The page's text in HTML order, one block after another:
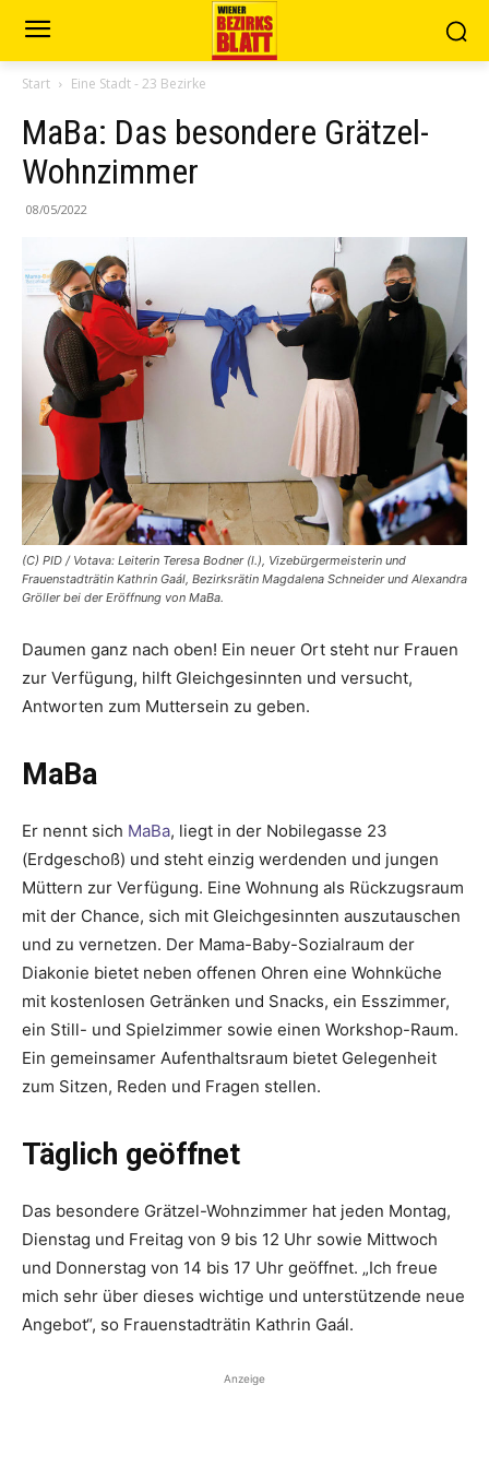
Start Eine Stadt - 23 Bezirke
MaBa: Das besondere Grätzel-
Wohnzimmer
08/05/2022
(C) PID / Votava: Leiterin Teresa Bodner (l.), Vizebürgermeisterin und
Frauenstadträtin Kathrin Gaál, Bezirksrätin Magdalena Schneider und Alexandra
Gröller bei der Eröffnung von MaBa.
Daumen ganz nach oben! Ein neuer Ort steht nur Frauen
zur Verfügung, hilft Gleichgesinnten und versucht,
Antworten zum Muttersein zu geben.
MaBa
Er nennt sich MaBa, liegt in der Nobilegasse 23
(Erdgeschoß) und steht einzig werdenden und jungen
Müttern zur Verfügung. Eine Wohnung als Rückzugsraum
mit der Chance, sich mit Gleichgesinnten auszutauschen
und zu vernetzen. Der Mama-Baby-Sozialraum der
Diakonie bietet neben offenen Ohren eine Wohn­küche
mit kostenlosen Getränken und Snacks, ein Esszimmer,
ein Still- und Spielzimmer sowie einen Workshop-Raum.
Ein gemeinsamer Aufenthaltsraum bietet Gelegenheit
zum Sitzen, Reden und Fragen stellen.
Täglich geöffnet
Das besondere Grätzel-Wohnzimmer hat jeden Montag,
Dienstag und Freitag von 9 bis 12 Uhr sowie Mittwoch
und Donnerstag von 14 bis 17 Uhr geöffnet. „Ich freue
mich sehr über dieses wichtige und unterstützende neue
Angebot“, so Frauenstadt­rätin Kathrin Gaál.
Anzeige